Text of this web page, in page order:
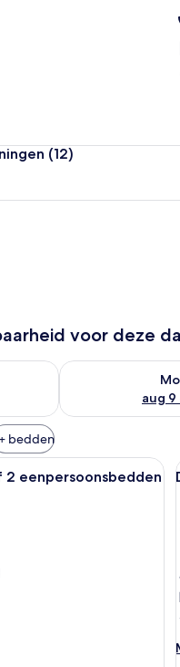
(12)
voor deze
voor vanavond aug 8 -
aug 9
De
bedden
hotelkamer met een bed,
2 eenpersoonsbedden